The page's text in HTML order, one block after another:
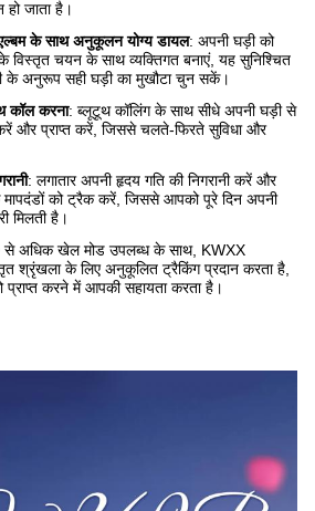
जाता है।
के साथ अनुकूलन योग्य डायल: अपनी घड़ी को
चयन के साथ व्यक्तिगत बनाएं, यह सुनिश्चित
के अनुरूप सही घड़ी का मुखौटा चुन सकें।
कॉल करना: ब्लूटूथ कॉलिंग के साथ सीधे अपनी घड़ी से
करें और प्राप्त करें, जिससे चलते-फिरते सुविधा और
: लगातार अपनी हृदय गति की निगरानी करें और
को ट्रैक करें, जिससे आपको पूरे दिन अपनी
मिलती है।
अधिक खेल मोड उपलब्ध के साथ, KWXX
श्रृंखला के लिए अनुकूलित ट्रैकिंग प्रदान करता है,
प्राप्त करने में आपकी सहायता करता है।